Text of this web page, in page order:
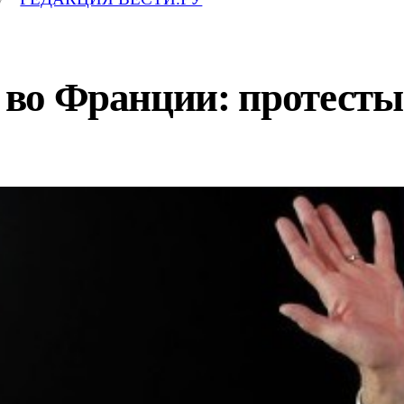
Франции: